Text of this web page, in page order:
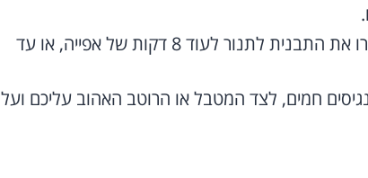
הנמיכו את חום התנור ל-70 מעלות, והחזירו את התבנית לתנור לעוד 8 דקות של אפייה, או עד
חמים, לצד המטבל או הרוטב האהוב עליכם ועל